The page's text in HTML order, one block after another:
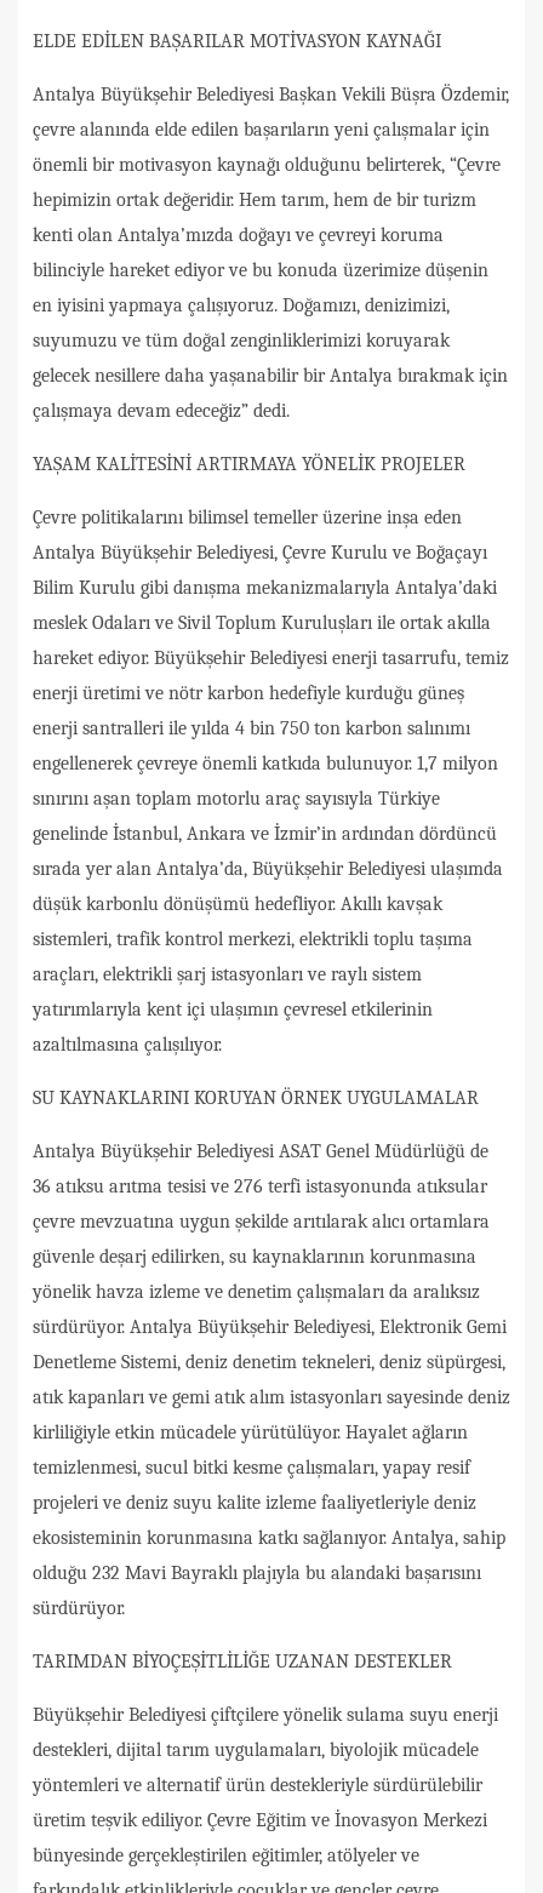
ELDE EDİLEN BAŞARILAR MOTİVASYON KAYNAĞI
Antalya Büyükşehir Belediyesi Başkan Vekili Büşra Özdemir,
çevre alanında elde edilen başarıların yeni çalışmalar için
önemli bir motivasyon kaynağı olduğunu belirterek, “Çevre
hepimizin ortak değeridir. Hem tarım, hem de bir turizm
kenti olan Antalya’mızda doğayı ve çevreyi koruma
bilinciyle hareket ediyor ve bu konuda üzerimize düşenin
en iyisini yapmaya çalışıyoruz. Doğamızı, denizimizi,
suyumuzu ve tüm doğal zenginliklerimizi koruyarak
gelecek nesillere daha yaşanabilir bir Antalya bırakmak için
çalışmaya devam edeceğiz” dedi.
YAŞAM KALİTESİNİ ARTIRMAYA YÖNELİK PROJELER
Çevre politikalarını bilimsel temeller üzerine inşa eden
Antalya Büyükşehir Belediyesi, Çevre Kurulu ve Boğaçayı
Bilim Kurulu gibi danışma mekanizmalarıyla Antalya’daki
meslek Odaları ve Sivil Toplum Kuruluşları ile ortak akılla
hareket ediyor. Büyükşehir Belediyesi enerji tasarrufu, temiz
enerji üretimi ve nötr karbon hedefiyle kurduğu güneş
enerji santralleri ile yılda 4 bin 750 ton karbon salınımı
engellenerek çevreye önemli katkıda bulunuyor. 1,7 milyon
sınırını aşan toplam motorlu araç sayısıyla Türkiye
genelinde İstanbul, Ankara ve İzmir’in ardından dördüncü
sırada yer alan Antalya’da, Büyükşehir Belediyesi ulaşımda
düşük karbonlu dönüşümü hedefliyor. Akıllı kavşak
sistemleri, trafik kontrol merkezi, elektrikli toplu taşıma
araçları, elektrikli şarj istasyonları ve raylı sistem
yatırımlarıyla kent içi ulaşımın çevresel etkilerinin
azaltılmasına çalışılıyor.
SU KAYNAKLARINI KORUYAN ÖRNEK UYGULAMALAR
Antalya Büyükşehir Belediyesi ASAT Genel Müdürlüğü de
36 atıksu arıtma tesisi ve 276 terfi istasyonunda atıksular
çevre mevzuatına uygun şekilde arıtılarak alıcı ortamlara
güvenle deşarj edilirken, su kaynaklarının korunmasına
yönelik havza izleme ve denetim çalışmaları da aralıksız
sürdürüyor. Antalya Büyükşehir Belediyesi, Elektronik Gemi
Denetleme Sistemi, deniz denetim tekneleri, deniz süpürgesi,
atık kapanları ve gemi atık alım istasyonları sayesinde deniz
kirliliğiyle etkin mücadele yürütülüyor. Hayalet ağların
temizlenmesi, sucul bitki kesme çalışmaları, yapay resif
projeleri ve deniz suyu kalite izleme faaliyetleriyle deniz
ekosisteminin korunmasına katkı sağlanıyor. Antalya, sahip
olduğu 232 Mavi Bayraklı plajıyla bu alandaki başarısını
sürdürüyor.
TARIMDAN BİYOÇEŞİTLİLİĞE UZANAN DESTEKLER
Büyükşehir Belediyesi çiftçilere yönelik sulama suyu enerji
destekleri, dijital tarım uygulamaları, biyolojik mücadele
yöntemleri ve alternatif ürün destekleriyle sürdürülebilir
üretim teşvik ediliyor. Çevre Eğitim ve İnovasyon Merkezi
bünyesinde gerçekleştirilen eğitimler, atölyeler ve